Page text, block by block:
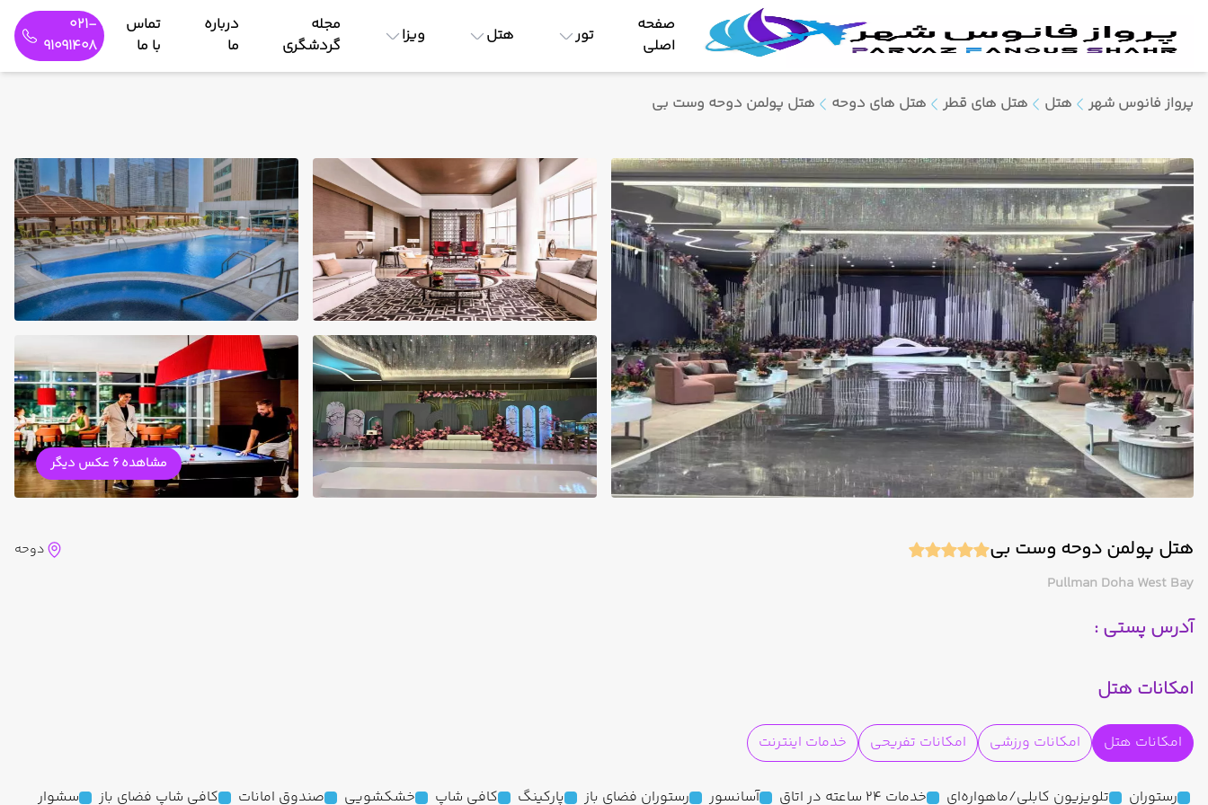
صفحه
اصلی
تور هتل ویزا
مجله
گردشگری
درباره
ما
تماس
با ما
021-
91091408
پرواز فانوس شهر هتل هتل های قطر هتل های دوحه هتل پولمن دوحه وست بی
مشاهده 6 عکس دیگر
هتل پولمن دوحه وست بی
Pullman Doha West Bay
دوحه
آدرس پستی :
امکانات هتل
امکانات هتل امکانات ورزشی امکانات تفریحی خدمات اینترنت
رستوران تلویزیون کابلی/ماهواره‌ای خدمات 24 ساعته در اتاق آسانسور رستوران فضای باز پارکینگ کافی شاپ خشکشویی صندوق امانات کافی شاپ فضای باز سشوار